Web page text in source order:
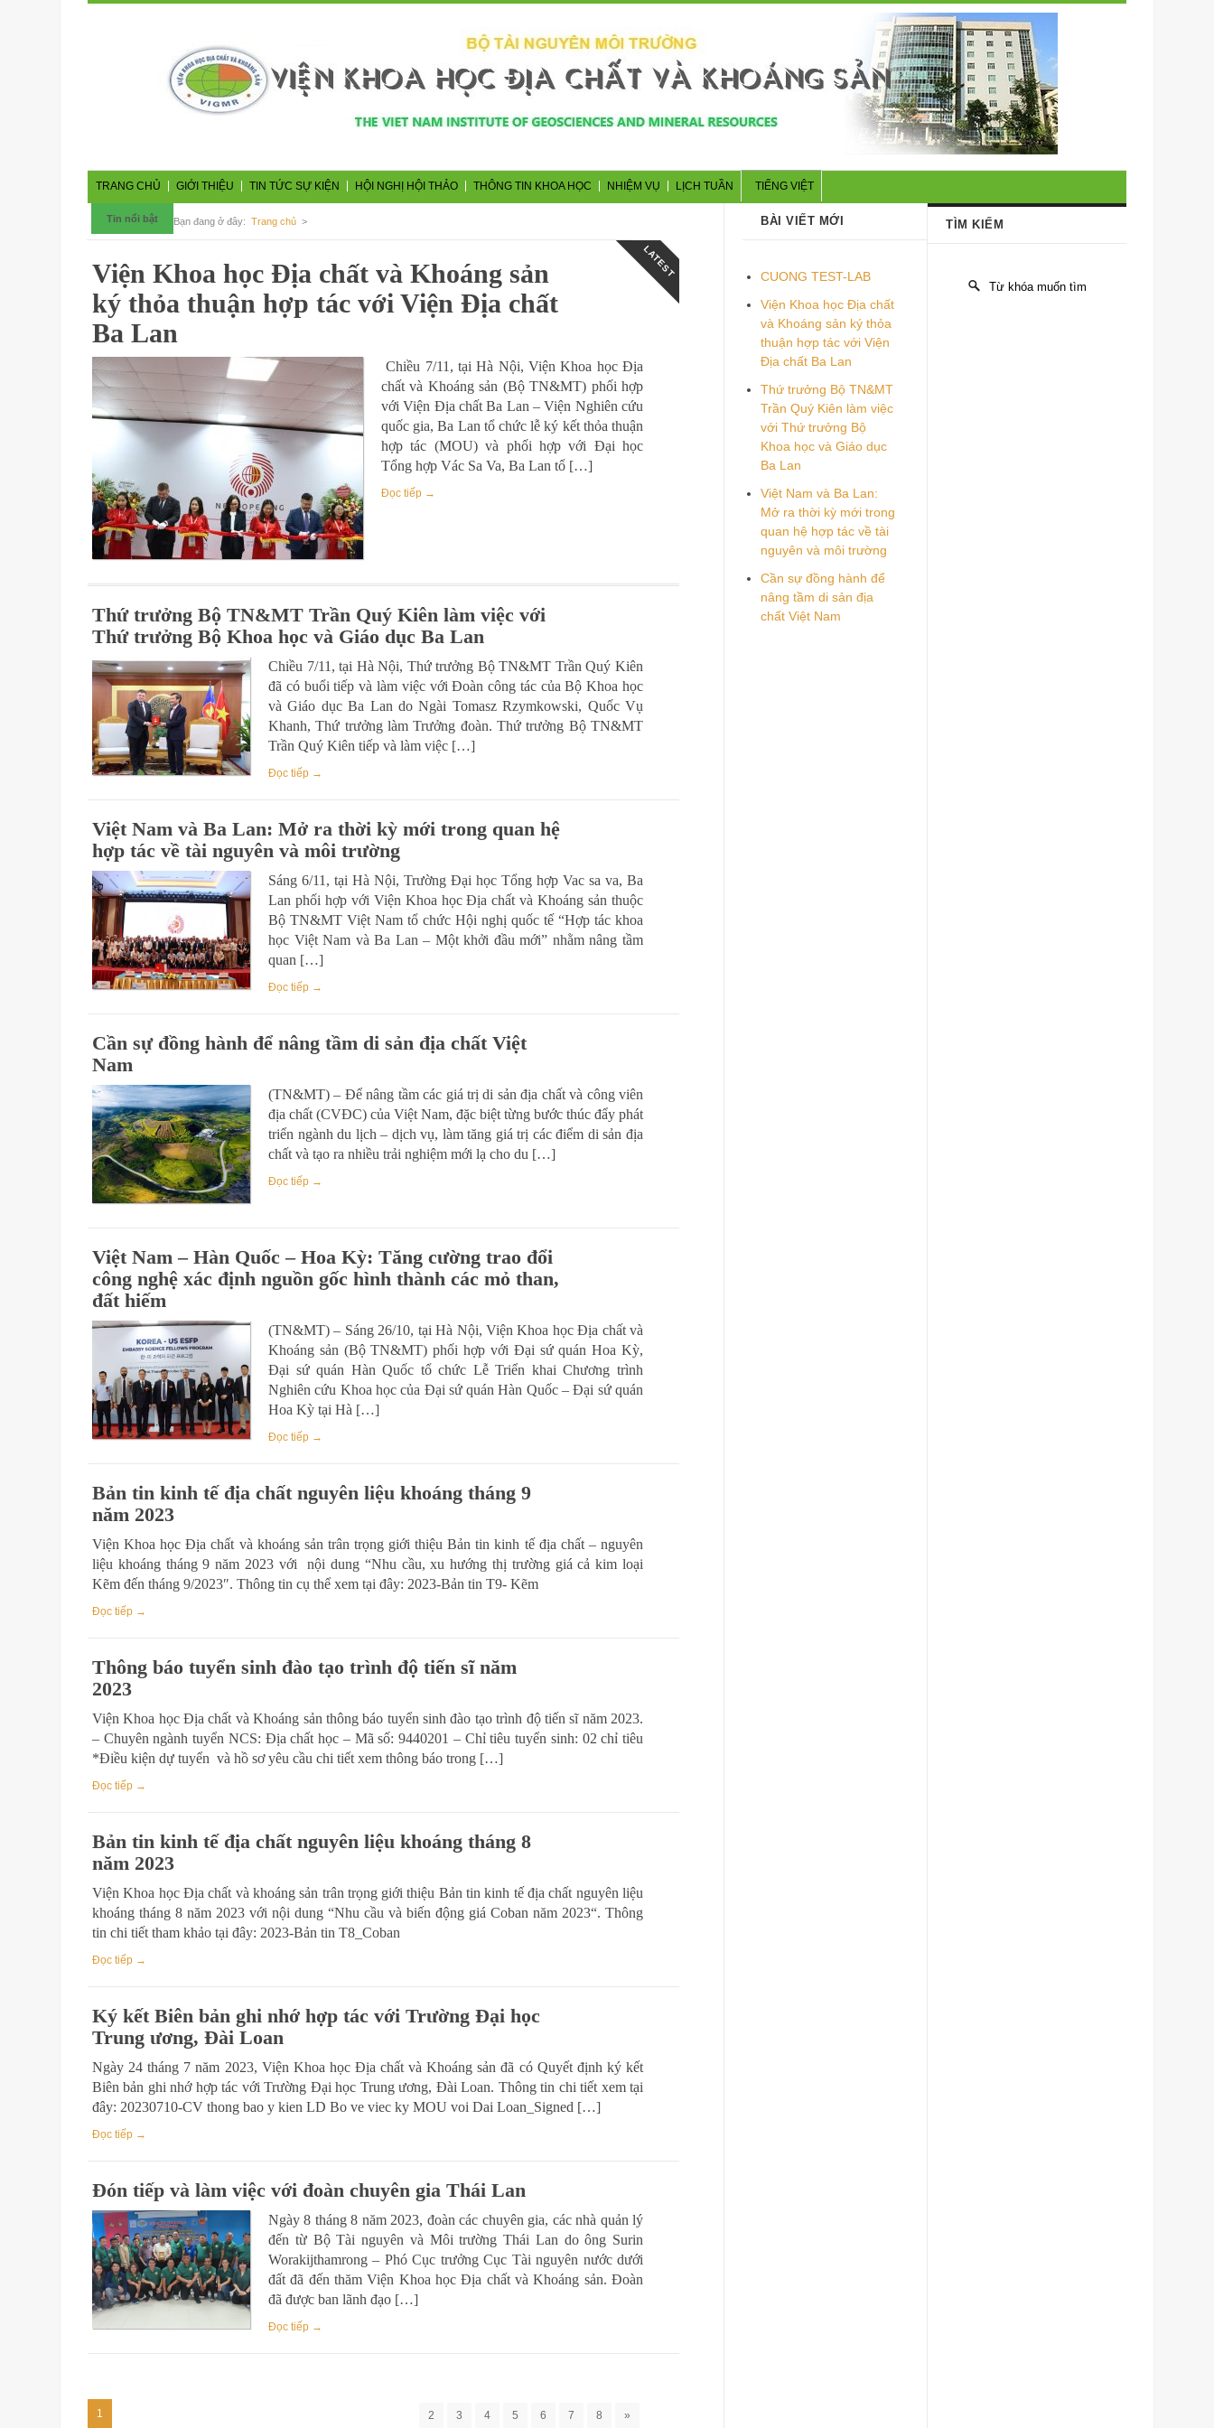
TRANG CHỦ GIỚI THIỆU TIN TỨC SỰ KIỆN HỘI NGHỊ HỘI THẢO THÔNG TIN KHOA HỌC NHIỆM VỤ LỊCH TUẦN TIẾNG VIỆT
Bạn đang ở đây: Trang chủ >
Tin nổi bật
LATEST
Viện Khoa học Địa chất và Khoáng sản
ký thỏa thuận hợp tác với Viện Địa chất
Ba Lan
Chiều 7/11, tại Hà Nội, Viện Khoa học Địa
chất và Khoáng sản (Bộ TN&MT) phối hợp
với Viện Địa chất Ba Lan – Viện Nghiên cứu
quốc gia, Ba Lan tổ chức lễ ký kết thỏa thuận
hợp tác (MOU) và phối hợp với Đại học
Tổng hợp Vác Sa Va, Ba Lan tổ […]
Đọc tiếp →
Thứ trưởng Bộ TN&MT Trần Quý Kiên làm việc với
Thứ trưởng Bộ Khoa học và Giáo dục Ba Lan
Chiều 7/11, tại Hà Nội, Thứ trưởng Bộ TN&MT Trần Quý Kiên
đã có buổi tiếp và làm việc với Đoàn công tác của Bộ Khoa học
và Giáo dục Ba Lan do Ngài Tomasz Rzymkowski, Quốc Vụ
Khanh, Thứ trưởng làm Trưởng đoàn. Thứ trưởng Bộ TN&MT
Trần Quý Kiên tiếp và làm việc […]
Đọc tiếp →
Việt Nam và Ba Lan: Mở ra thời kỳ mới trong quan hệ
hợp tác về tài nguyên và môi trường
Sáng 6/11, tại Hà Nội, Trường Đại học Tổng hợp Vac sa va, Ba
Lan phối hợp với Viện Khoa học Địa chất và Khoáng sản thuộc
Bộ TN&MT Việt Nam tổ chức Hội nghị quốc tế “Hợp tác khoa
học Việt Nam và Ba Lan – Một khởi đầu mới” nhằm nâng tầm
quan […]
Đọc tiếp →
Cần sự đồng hành để nâng tầm di sản địa chất Việt
Nam
(TN&MT) – Để nâng tầm các giá trị di sản địa chất và công viên
địa chất (CVĐC) của Việt Nam, đặc biệt từng bước thúc đẩy phát
triển ngành du lịch – dịch vụ, làm tăng giá trị các điểm di sản địa
chất và tạo ra nhiều trải nghiệm mới lạ cho du […]
Đọc tiếp →
Việt Nam – Hàn Quốc – Hoa Kỳ: Tăng cường trao đổi
công nghệ xác định nguồn gốc hình thành các mỏ than,
đất hiếm
(TN&MT) – Sáng 26/10, tại Hà Nội, Viện Khoa học Địa chất và
Khoáng sản (Bộ TN&MT) phối hợp với Đại sứ quán Hoa Kỳ,
Đại sứ quán Hàn Quốc tổ chức Lễ Triển khai Chương trình
Nghiên cứu Khoa học của Đại sứ quán Hàn Quốc – Đại sứ quán
Hoa Kỳ tại Hà […]
Đọc tiếp →
Bản tin kinh tế địa chất nguyên liệu khoáng tháng 9
năm 2023
Viện Khoa học Địa chất và khoáng sản trân trọng giới thiệu Bản tin kinh tế địa chất – nguyên
liệu khoáng tháng 9 năm 2023 với nội dung “Nhu cầu, xu hướng thị trường giá cả kim loại
Kẽm đến tháng 9/2023″. Thông tin cụ thể xem tại đây: 2023-Bản tin T9- Kẽm
Đọc tiếp →
Thông báo tuyển sinh đào tạo trình độ tiến sĩ năm
2023
Viện Khoa học Địa chất và Khoáng sản thông báo tuyển sinh đào tạo trình độ tiến sĩ năm 2023.
– Chuyên ngành tuyển NCS: Địa chất học – Mã số: 9440201 – Chỉ tiêu tuyển sinh: 02 chỉ tiêu
*Điều kiện dự tuyển và hồ sơ yêu cầu chi tiết xem thông báo trong […]
Đọc tiếp →
Bản tin kinh tế địa chất nguyên liệu khoáng tháng 8
năm 2023
Viện Khoa học Địa chất và khoáng sản trân trọng giới thiệu Bản tin kinh tế địa chất nguyên liệu
khoáng tháng 8 năm 2023 với nội dung “Nhu cầu và biến động giá Coban năm 2023“. Thông
tin chi tiết tham khảo tại đây: 2023-Bản tin T8_Coban
Đọc tiếp →
Ký kết Biên bản ghi nhớ hợp tác với Trường Đại học
Trung ương, Đài Loan
Ngày 24 tháng 7 năm 2023, Viện Khoa học Địa chất và Khoáng sản đã có Quyết định ký kết
Biên bản ghi nhớ hợp tác với Trường Đại học Trung ương, Đài Loan. Thông tin chi tiết xem tại
đây: 20230710-CV thong bao y kien LD Bo ve viec ky MOU voi Dai Loan_Signed […]
Đọc tiếp →
Đón tiếp và làm việc với đoàn chuyên gia Thái Lan
Ngày 8 tháng 8 năm 2023, đoàn các chuyên gia, các nhà quản lý
đến từ Bộ Tài nguyên và Môi trường Thái Lan do ông Surin
Worakijthamrong – Phó Cục trưởng Cục Tài nguyên nước dưới
đất đã đến thăm Viện Khoa học Địa chất và Khoáng sản. Đoàn
đã được ban lãnh đạo […]
Đọc tiếp →
1 2 3 4 5 6 7 8 »
TÌM KIẾM
BÀI VIẾT MỚI
CUONG TEST-LAB
Viện Khoa học Địa chất
và Khoáng sản ký thỏa
thuận hợp tác với Viện
Địa chất Ba Lan
Thứ trưởng Bộ TN&MT
Trần Quý Kiên làm việc
với Thứ trưởng Bộ
Khoa học và Giáo dục
Ba Lan
Việt Nam và Ba Lan:
Mở ra thời kỳ mới trong
quan hệ hợp tác về tài
nguyên và môi trường
Cần sự đồng hành để
nâng tầm di sản địa
chất Việt Nam